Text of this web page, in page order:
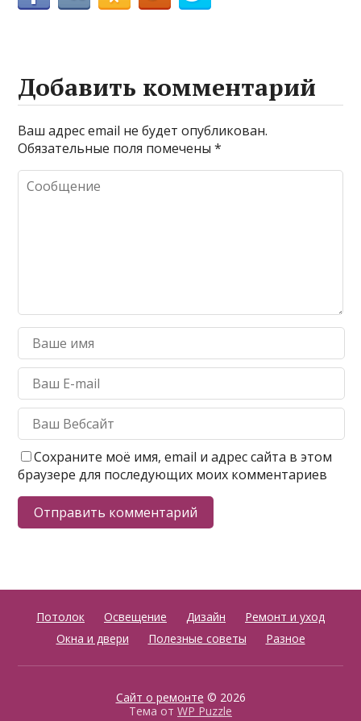
Добавить комментарий
Ваш адрес email не будет опубликован.
Обязательные поля помечены*
Сохраните моё имя, email и адрес сайта в этом
браузере для последующих моих комментариев
Потолок Освещение Дизайн
Ремонт и уход
Окна и двери
Полезные советы Разное
Сайт о ремонте © 2026
Тема от WP Puzzle